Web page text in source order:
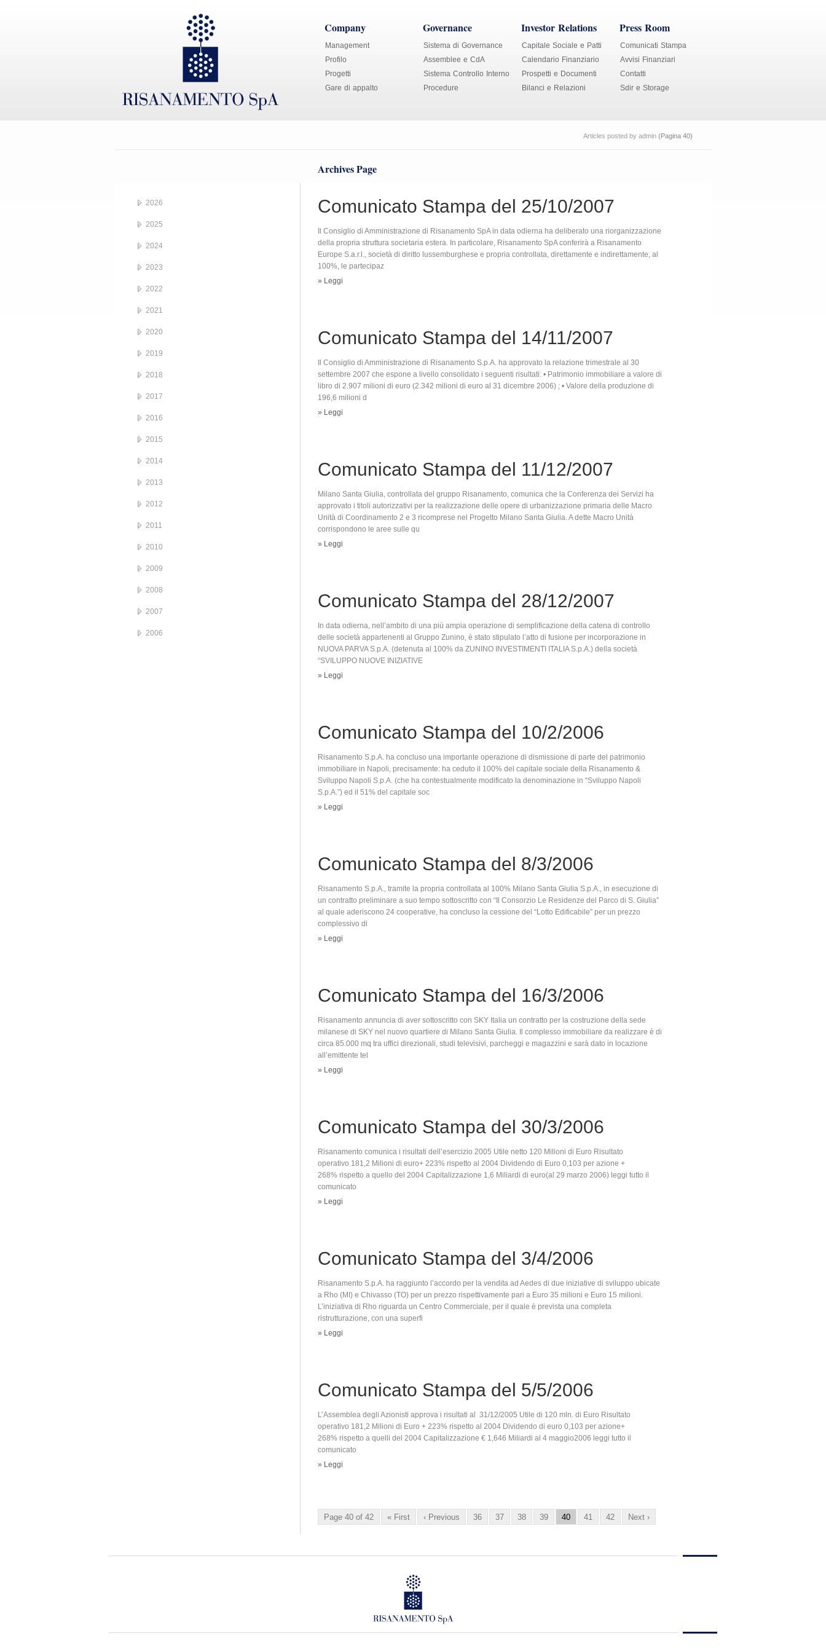
Company
Management
Profilo
Progetti
Gare di appalto
Governance
Sistema di Governance
Assemblee e CdA
Sistema Controllo Interno
Procedure
Investor Relations
Capitale Sociale e Patti
Calendario Finanziario
Prospetti e Documenti
Bilanci e Relazioni
Press Room
Comunicati Stampa
Avvisi Finanziari
Contatti
Sdir e Storage
Articles posted by admin (Pagina 40)
Archives Page
Comunicato Stampa del 25/10/2007
Il Consiglio di Amministrazione di Risanamento SpA in data odierna ha deliberato una riorganizzazione
della propria struttura societaria estera. In particolare, Risanamento SpA conferirà a Risanamento
Europe S.a.r.l., società di diritto lussemburghese e propria controllata, direttamente e indirettamente, al
100%, le partecipaz
» Leggi
Comunicato Stampa del 14/11/2007
Il Consiglio di Amministrazione di Risanamento S.p.A. ha approvato la relazione trimestrale al 30
settembre 2007 che espone a livello consolidato i seguenti risultati: • Patrimonio immobiliare a valore di
libro di 2.907 milioni di euro (2.342 milioni di euro al 31 dicembre 2006) ; • Valore della produzione di
196,6 milioni d
» Leggi
Comunicato Stampa del 11/12/2007
Milano Santa Giulia, controllata del gruppo Risanamento, comunica che la Conferenza dei Servizi ha
approvato i titoli autorizzativi per la realizzazione delle opere di urbanizzazione primaria delle Macro
Unità di Coordinamento 2 e 3 ricomprese nel Progetto Milano Santa Giulia. A dette Macro Unità
corrispondono le aree sulle qu
» Leggi
Comunicato Stampa del 28/12/2007
In data odierna, nell’ambito di una più ampia operazione di semplificazione della catena di controllo
delle società appartenenti al Gruppo Zunino, è stato stipulato l’atto di fusione per incorporazione in
NUOVA PARVA S.p.A. (detenuta al 100% da ZUNINO INVESTIMENTI ITALIA S.p.A.) della società
“SVILUPPO NUOVE INIZIATIVE
» Leggi
Comunicato Stampa del 10/2/2006
Risanamento S.p.A. ha concluso una importante operazione di dismissione di parte del patrimonio
immobiliare in Napoli, precisamente: ha ceduto il 100% del capitale sociale della Risanamento &
Sviluppo Napoli S.p.A. (che ha contestualmente modificato la denominazione in “Sviluppo Napoli
S.p.A.”) ed il 51% del capitale soc
» Leggi
Comunicato Stampa del 8/3/2006
Risanamento S.p.A., tramite la propria controllata al 100% Milano Santa Giulia S.p.A., in esecuzione di
un contratto preliminare a suo tempo sottoscritto con “Il Consorzio Le Residenze del Parco di S. Giulia”
al quale aderiscono 24 cooperative, ha concluso la cessione del “Lotto Edificabile” per un prezzo
complessivo di
» Leggi
Comunicato Stampa del 16/3/2006
Risanamento annuncia di aver sottoscritto con SKY Italia un contratto per la costruzione della sede
milanese di SKY nel nuovo quartiere di Milano Santa Giulia. Il complesso immobiliare da realizzare è di
circa 85.000 mq tra uffici direzionali, studi televisivi, parcheggi e magazzini e sarà dato in locazione
all’emittente tel
» Leggi
Comunicato Stampa del 30/3/2006
Risanamento comunica i risultati dell’esercizio 2005 Utile netto 120 Milioni di Euro Risultato
operativo 181,2 Milioni di euro+ 223% rispetto al 2004 Dividendo di Euro 0,103 per azione +
268% rispetto a quello del 2004 Capitalizzazione 1,6 Miliardi di euro(al 29 marzo 2006) leggi tutto il
comunicato
» Leggi
Comunicato Stampa del 3/4/2006
Risanamento S.p.A. ha raggiunto l’accordo per la vendita ad Aedes di due iniziative di sviluppo ubicate
a Rho (MI) e Chivasso (TO) per un prezzo rispettivamente pari a Euro 35 milioni e Euro 15 milioni.
L’iniziativa di Rho riguarda un Centro Commerciale, per il quale è prevista una completa
ristrutturazione, con una superfi
» Leggi
Comunicato Stampa del 5/5/2006
L’Assemblea degli Azionisti approva i risultati al 31/12/2005 Utile di 120 mln. di Euro Risultato
operativo 181,2 Milioni di Euro + 223% rispetto al 2004 Dividendo di euro 0,103 per azione+
268% rispetto a quelli del 2004 Capitalizzazione € 1,646 Miliardi al 4 maggio2006 leggi tutto il
comunicato
» Leggi
Page 40 of 42 « First ‹ Previous 36 37 38 39 40 41 42 Next ›
2026
2025
2024
2023
2022
2021
2020
2019
2018
2017
2016
2015
2014
2013
2012
2011
2010
2009
2008
2007
2006